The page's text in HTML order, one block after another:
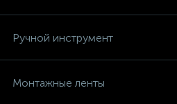
Ручной инструмент
Монтажные ленты